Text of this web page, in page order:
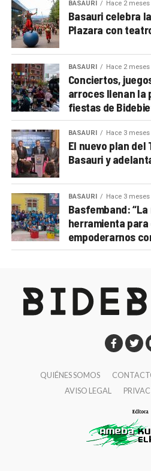
BASAURI Hace 2 meses
Basauri celebra
Plazara con
BASAURI Hace 2 meses
Conciertos,
arroces llenan la
fiestas de
BASAURI Hace 3 meses
El nuevo plan del
Basauri y
BASAURI Hace 3 meses
Basfemband:
herramienta
empoderarnos
QUIÉNES SOMOS
AVISO LEGAL